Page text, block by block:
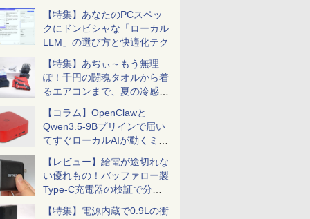
【特集】あなたのPCスペッ
クにドンピシャな「ローカル
LLM」の選び方と快適化テク
【特集】あぢぃ～もう無理
ぽ！千円の闘魂タオルから着
るエアコンまで、夏の冷感グ
ッズ一挙紹介
【コラム】OpenClawと
Qwen3.5-9Bプリインで届い
てすぐローカルAIが動くミニ
PC「SER9 Pro」
【レビュー】給電が途切れな
い優れもの！バッファロー製
Type-C充電器の検証で分か
ったこと
【特集】電源内蔵で0.9Lの衝